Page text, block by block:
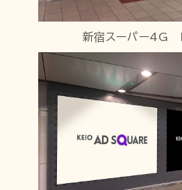
新宿スーパー4G